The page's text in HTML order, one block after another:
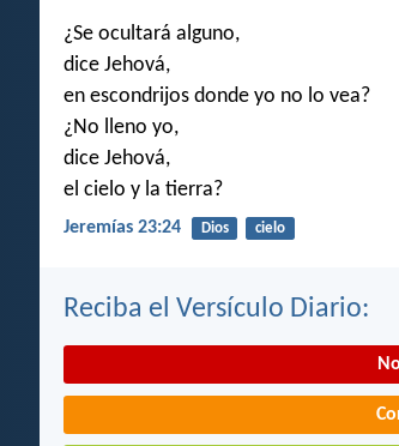
¿Se ocultará alguno,
dice Jehová,
en escondrijos donde yo no lo vea?
¿No lleno yo,
dice Jehová,
el cielo y la tierra?
Jeremías 23:24 Dios cielo
Reciba el Versículo Diario: